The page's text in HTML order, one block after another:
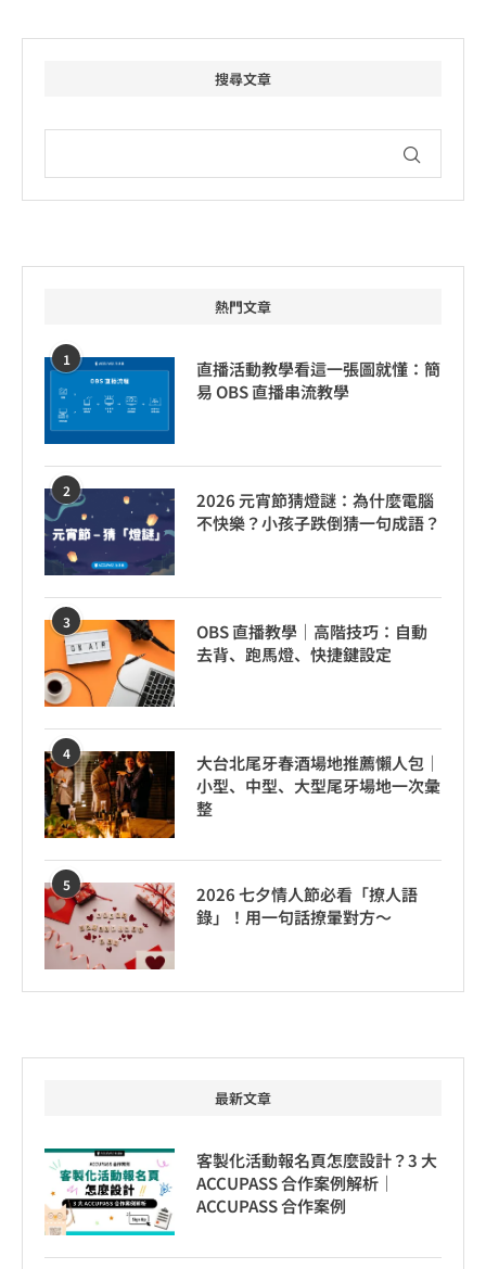
搜尋文章
熱門文章
1
直播活動教學看這一張圖就懂：簡
易 OBS 直播串流教學
2
2026 元宵節猜燈謎：為什麼電腦
不快樂？小孩子跌倒猜一句成語？
3
OBS 直播教學｜高階技巧：自動
去背、跑馬燈、快捷鍵設定
4
大台北尾牙春酒場地推薦懶人包｜
小型、中型、大型尾牙場地一次彙
整
5
2026 七夕情人節必看「撩人語
錄」！用一句話撩暈對方～
最新文章
客製化活動報名頁怎麼設計？3 大
ACCUPASS 合作案例解析｜
ACCUPASS 合作案例